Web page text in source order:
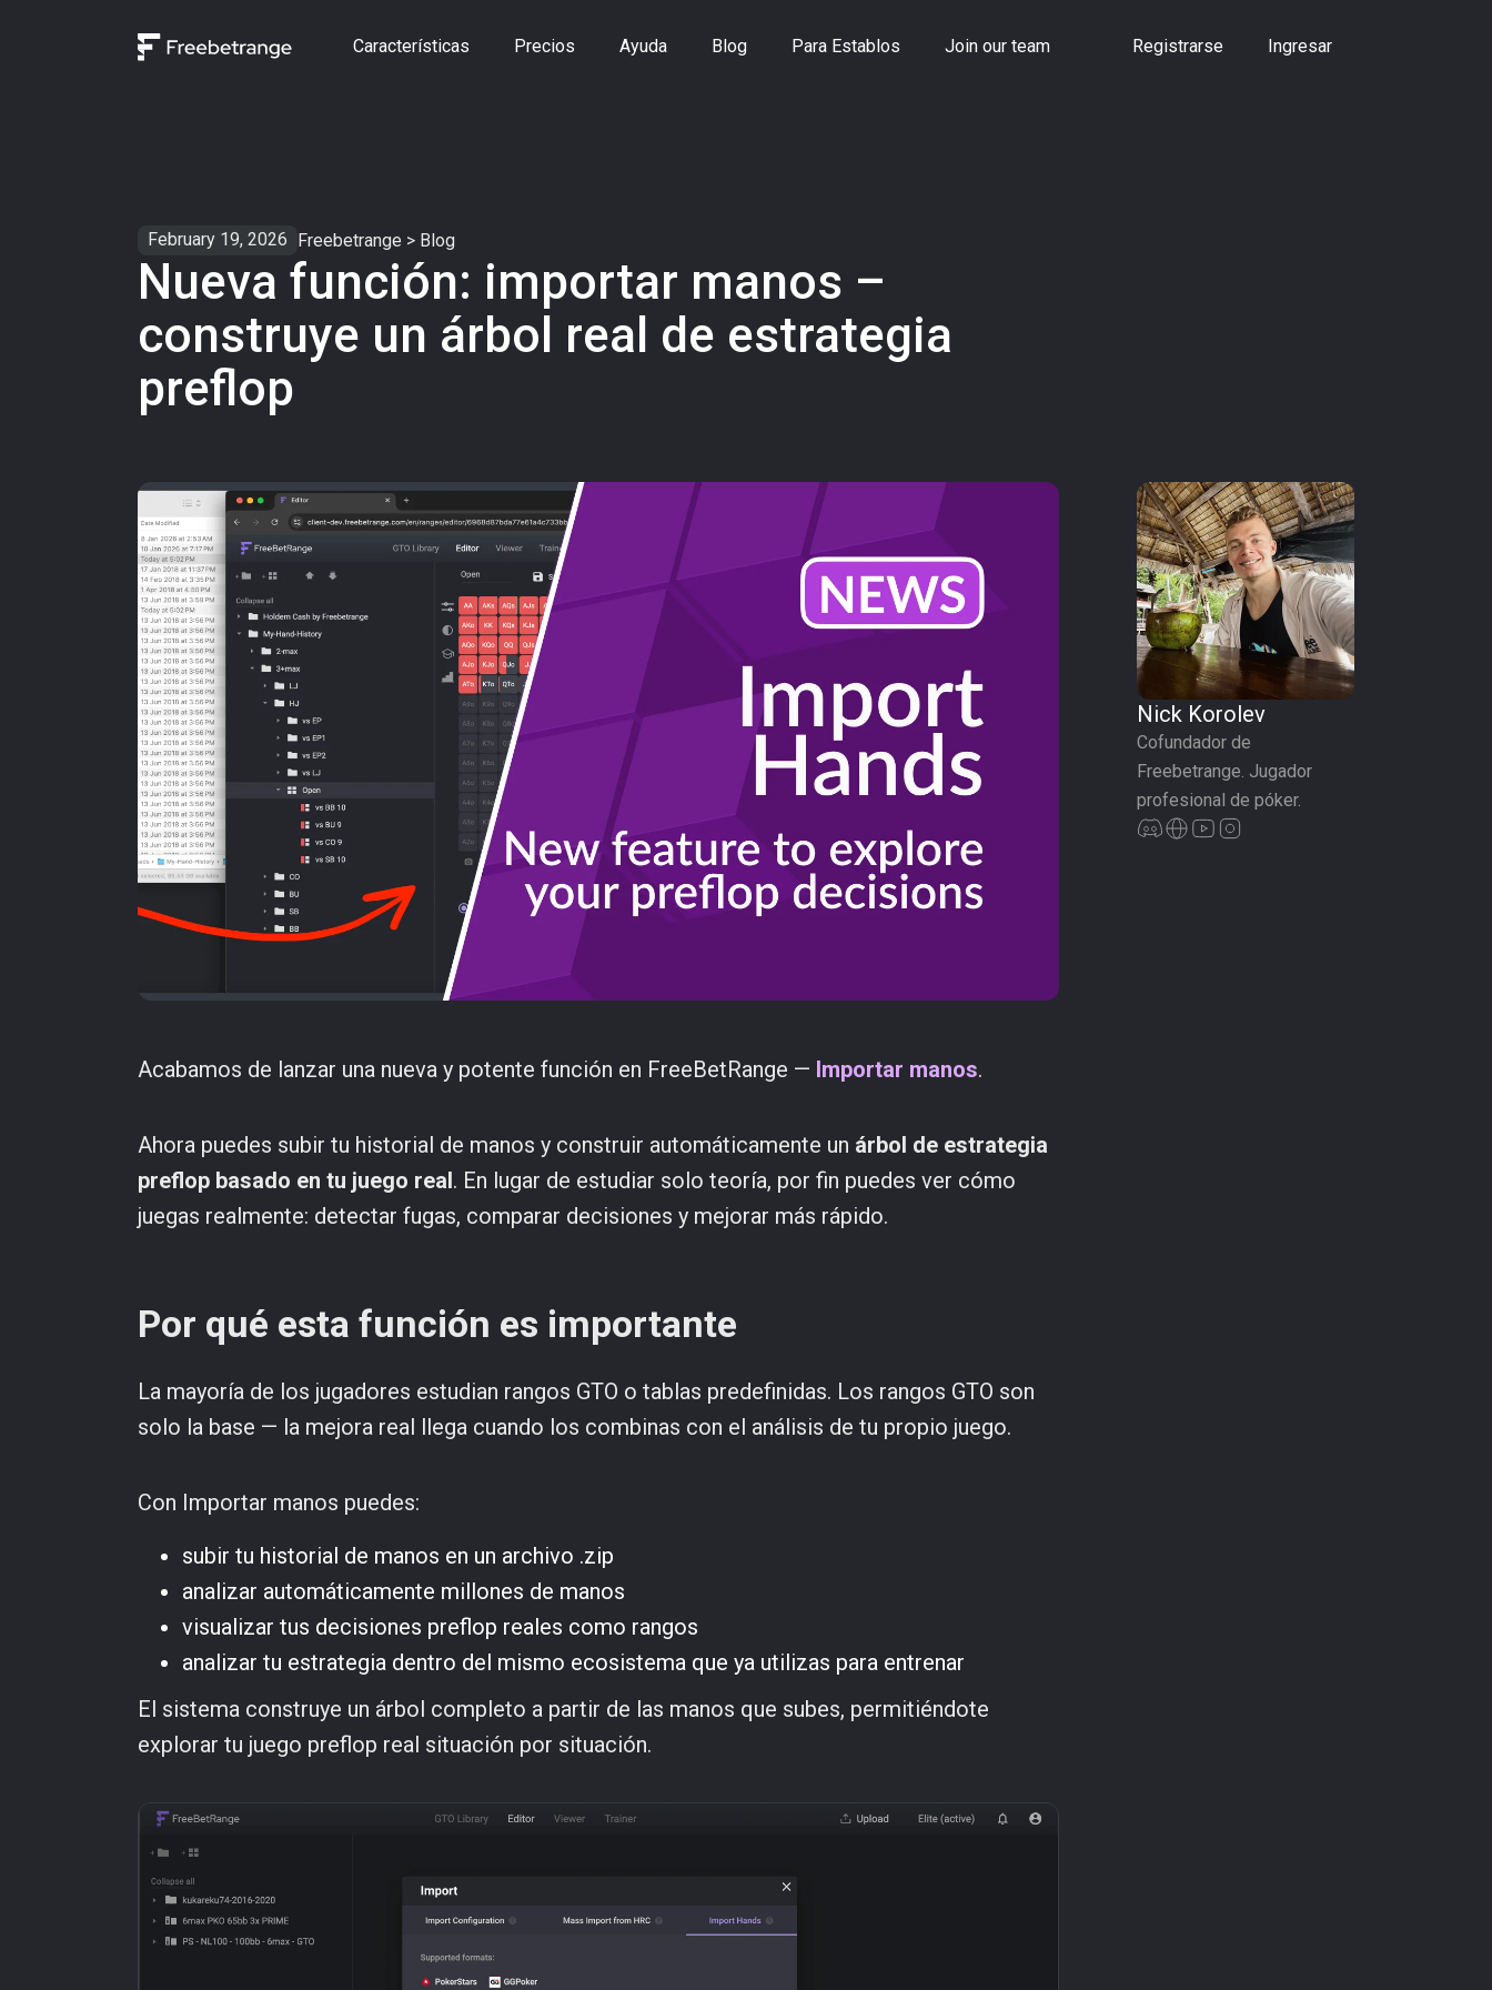
Características Precios Ayuda Blog Para Establos Join our team Registrarse Ingresar
February 19, 2026 Freebetrange > Blog
Nueva función: importar manos –
construye un árbol real de estrategia
preflop
Acabamos de lanzar una nueva y potente función en FreeBetRange — Importar manos.
Ahora puedes subir tu historial de manos y construir automáticamente un árbol de estrategia
preflop basado en tu juego real. En lugar de estudiar solo teoría, por fin puedes ver cómo
juegas realmente: detectar fugas, comparar decisiones y mejorar más rápido.
Por qué esta función es importante
La mayoría de los jugadores estudian rangos GTO o tablas predefinidas. Los rangos GTO son
solo la base — la mejora real llega cuando los combinas con el análisis de tu propio juego.
Con Importar manos puedes:
subir tu historial de manos en un archivo .zip
analizar automáticamente millones de manos
visualizar tus decisiones preflop reales como rangos
analizar tu estrategia dentro del mismo ecosistema que ya utilizas para entrenar
El sistema construye un árbol completo a partir de las manos que subes, permitiéndote
explorar tu juego preflop real situación por situación.
Nick Korolev
Cofundador de
Freebetrange. Jugador
profesional de póker.